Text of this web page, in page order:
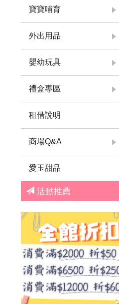
寶寶哺育
外出用品
嬰幼玩具
禮盒專區
租借說明
商場Q&A
愛玉甜品
活動推薦